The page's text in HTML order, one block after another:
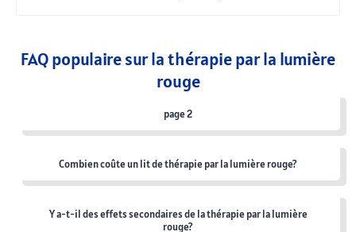
FAQ populaire sur la thérapie par la lumière
rouge
page 2
Combien coûte un lit de thérapie par la lumière rouge?
Y a-t-il des effets secondaires de la thérapie par la lumière
rouge?